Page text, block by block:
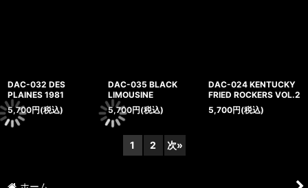
DAC-032 DES
PLAINES 1981
5,700円(税込)
DAC-035 BLACK
LIMOUSINE
5,700円(税込)
DAC-024 KENTUCKY
FRIED ROCKERS VOL.2
5,700円(税込)
1 2 次»